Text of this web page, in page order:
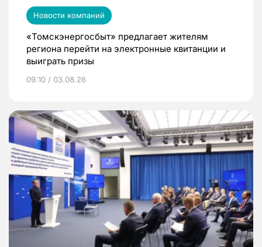
Новости компаний
«Томскэнергосбыт» предлагает жителям
региона перейти на электронные квитанции и
выиграть призы
09:10 / 03.08.26